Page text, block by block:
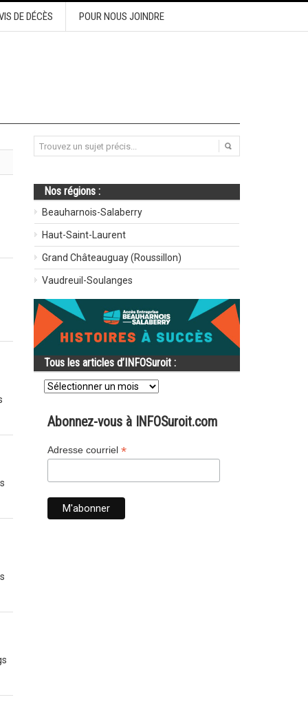
DE DÉCÈS POUR NOUS JOINDRE
Nos régions :
Beauharnois-Salaberry
Haut-Saint-Laurent
Grand Châteauguay (Roussillon)
Vaudreuil-Soulanges
Tous les articles d’INFOSuroit :
Tous
les
d’INFOSuroit
Abonnez-vous à INFOSuroit.com
Adresse courriel *